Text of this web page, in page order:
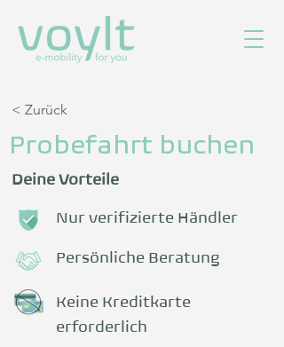
< Zurück
Probefahrt buchen
Deine Vorteile
Nur verifizierte Händler
Persönliche Beratung
Keine Kreditkarte
erforderlich